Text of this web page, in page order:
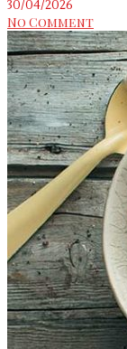
30/04/2026
No Comment